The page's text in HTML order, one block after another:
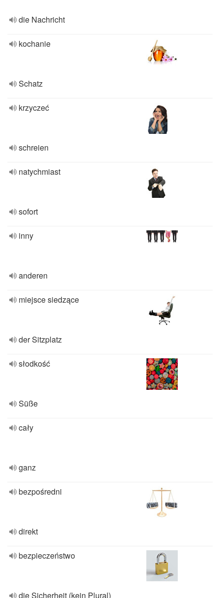
die Nachricht
kochanie
Schatz
krzyczeć
schreien
natychmiast
sofort
inny
anderen
miejsce siedzące
der Sitzplatz
słodkość
Süße
cały
ganz
bezpośredni
direkt
bezpieczeństwo
die Sicherheit (kein Plural)